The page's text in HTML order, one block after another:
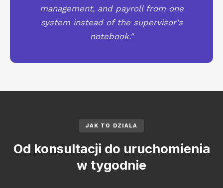
management, and payroll from one
system instead of the supervisor's
notebook."
JAK TO DZIALA
Od konsultacji do uruchomienia
w tygodnie